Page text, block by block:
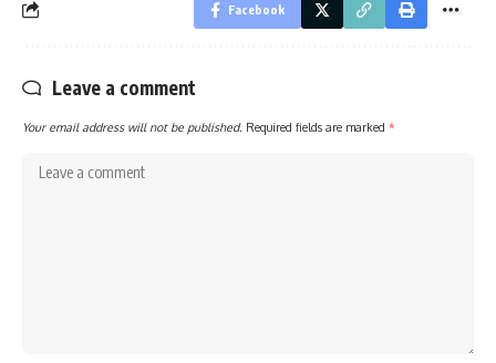
Facebook
Leave a comment
Your email address will not be published. Required fields are marked *